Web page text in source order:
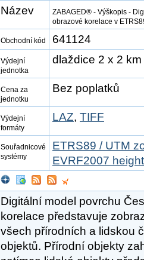
Název
ZABAGED® - Výškopis -
obrazové korelace v
Obchodní kód 641124
Výdejní
jednotka
dlaždice 2 x 2 km
Cena za
jednotku
Bez poplatků
Výdejní
formáty
LAZ, TIFF
Souřadnicové
systémy
ETRS89 / UTM
EVRF2007 height
Digitální model povrchu
korelace představuje
všech přírodních a lidskou
objektů. Přírodní objekty